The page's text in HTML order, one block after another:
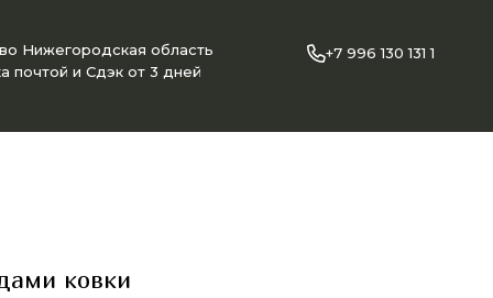
Нижегородская область
почтой и Сдэк от 3 дней
+7 996 130 131 1
ковки